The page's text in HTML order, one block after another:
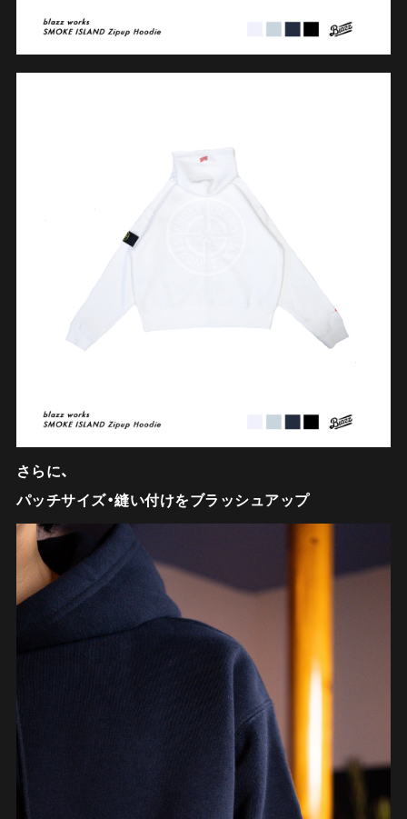
さらに、
パッチサイズ・縫い付けをブラッシュアップ